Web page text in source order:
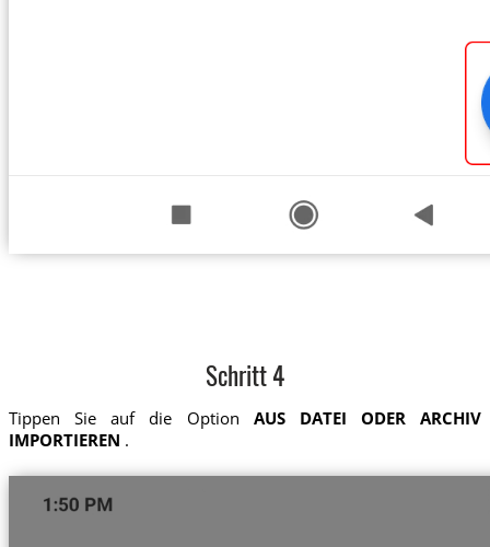
Schritt 4
Tippen Sie auf die Option AUS DATEI ODER ARCHIV
IMPORTIEREN .